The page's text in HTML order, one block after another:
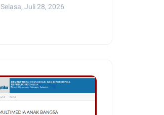
Selasa, Juli 28, 2026